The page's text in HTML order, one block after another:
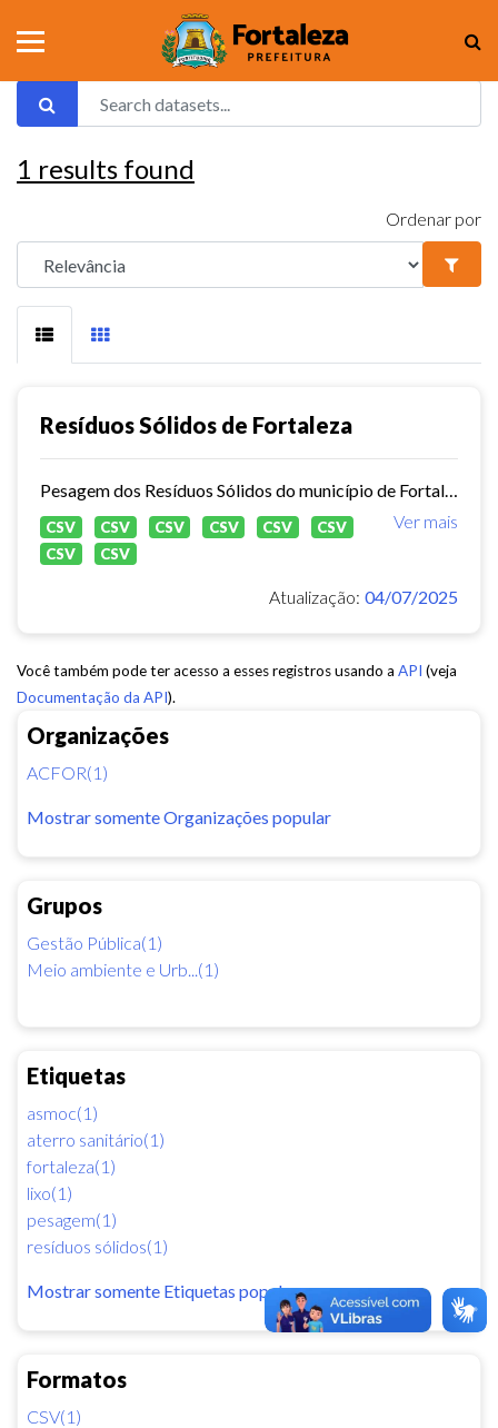
Organizações
ACFOR(1)
Mostrar somente Organizações popular
Grupos
Gestão Pública(1)
Meio ambiente e Urb...(1)
Etiquetas
asmoc(1)
aterro sanitário(1)
fortaleza(1)
lixo(1)
pesagem(1)
resíduos sólidos(1)
Mostrar somente Etiquetas popular
Formatos
CSV(1)
1 results found
Ordenar por
Resíduos Sólidos de Fortaleza
Ver mais
CSV CSV CSV CSV CSV
CSV
CSV
CSV
Atualização: 04/07/2025
Você também pode ter acesso a esses registros usando a API (veja
Documentação da API).